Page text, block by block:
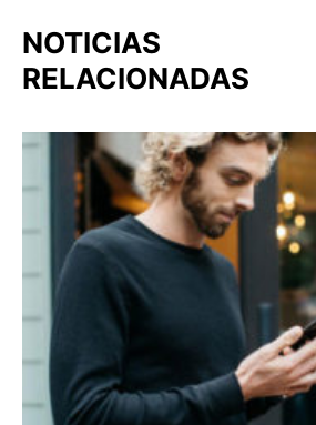
NOTICIAS
RELACIONADAS